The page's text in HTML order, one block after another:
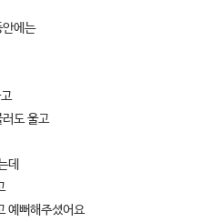
에는
도 울고
데
예뻐해주셨어요